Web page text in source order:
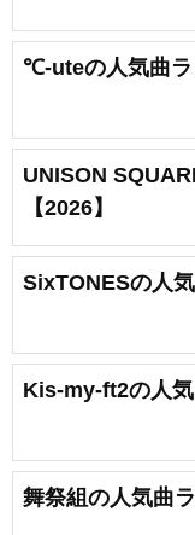
℃-uteの人気曲ラ
UNISON
【2026】
SixTONESの人
Kis-my-ft2の人気
舞祭組の人気曲